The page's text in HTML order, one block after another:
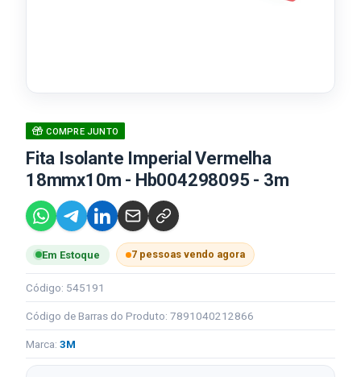
COMPRE JUNTO
Fita Isolante Imperial Vermelha
18mmx10m - Hb004298095 - 3m
Em Estoque 7 pessoas vendo agora
Código: 545191
Código de Barras do Produto: 7891040212866
Marca: 3M